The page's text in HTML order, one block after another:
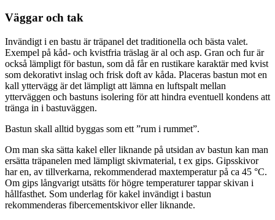
Väggar och tak
Invändigt i en bastu är träpanel det traditionella och bästa valet.
Exempel på kåd- och kvistfria träslag är al och asp. Gran och fur är
också lämpligt för bastun, som då får en rustikare karaktär med kvist
som dekorativt inslag och frisk doft av kåda. Placeras bastun mot en
kall yttervägg är det lämpligt att lämna en luftspalt mellan
ytterväggen och bastuns isolering för att hindra eventuell kondens att
tränga in i bastuväggen.
Bastun skall alltid byggas som ett ”rum i rummet”.
Om man ska sätta kakel eller liknande på utsidan av bastun kan man
ersätta träpanelen med lämpligt skivmaterial, t ex gips. Gipsskivor
har en, av tillverkarna, rekommenderad maxtemperatur på ca 45 °C.
Om gips långvarigt utsätts för högre temperaturer tappar skivan i
hållfasthet. Som underlag för kakel invändigt i bastun
rekommenderas fibercementskivor eller liknande.